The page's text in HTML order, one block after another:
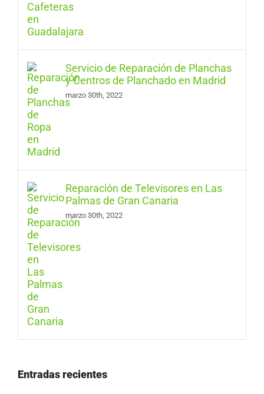
Servicio de Reparación de Planchas
y Centros de Planchado en Madrid
marzo 30th, 2022
Reparación de Televisores en Las
Palmas de Gran Canaria
marzo 30th, 2022
Entradas recientes